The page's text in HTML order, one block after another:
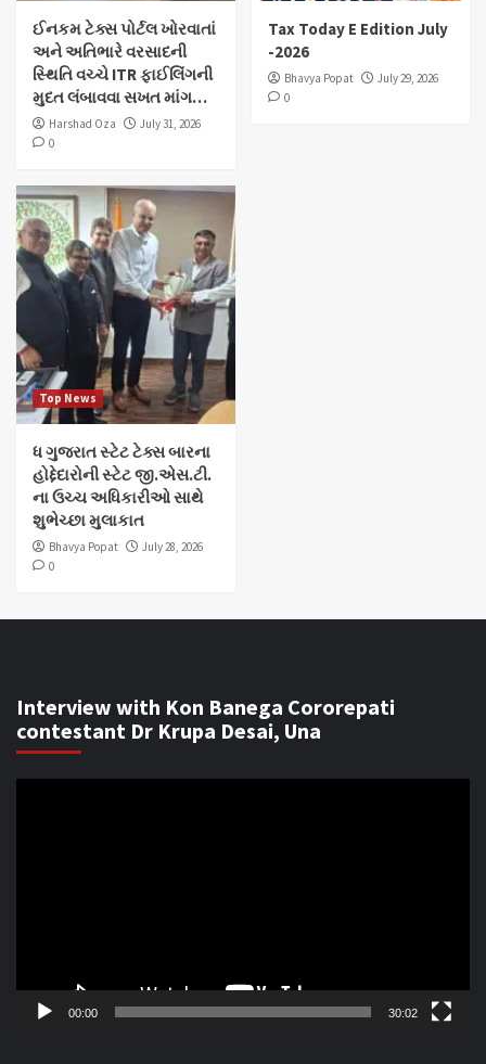
ઈનકમ ટેક્સ પોર્ટલ ખોરવાતાં
અને અતિભારે વરસાદની
સ્થિતિ વચ્ચે ITR ફાઈલિંગની
મુદત લંબાવવા સખત માંગ…
Harshad Oza
July 31, 2026
0
Tax Today E Edition July
-2026
Bhavya Popat
July 29, 2026
0
Top News
ધ ગુજરાત સ્ટેટ ટેક્સ બારના
હોદ્દેદારોની સ્ટેટ જી.એસ.ટી.
ના ઉચ્ચ અધિકારીઓ સાથે
શુભેચ્છા મુલાકાત
Bhavya Popat
July 28, 2026
0
Interview with Kon Banega Cororepati
contestant Dr Krupa Desai, Una
00:00 30:02